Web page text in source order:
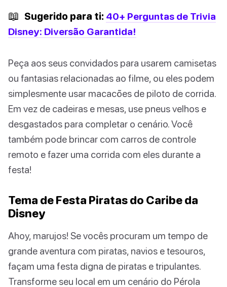
📖 Sugerido para ti: 40+ Perguntas de Trivia
Disney: Diversão Garantida!
Peça aos seus convidados para usarem camisetas
ou fantasias relacionadas ao filme, ou eles podem
simplesmente usar macacões de piloto de corrida.
Em vez de cadeiras e mesas, use pneus velhos e
desgastados para completar o cenário. Você
também pode brincar com carros de controle
remoto e fazer uma corrida com eles durante a
festa!
Tema de Festa Piratas do Caribe da
Disney
Ahoy, marujos! Se vocês procuram um tempo de
grande aventura com piratas, navios e tesouros,
façam uma festa digna de piratas e tripulantes.
Transforme seu local em um cenário do Pérola